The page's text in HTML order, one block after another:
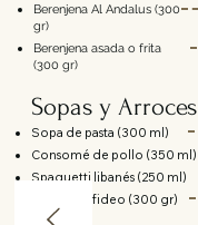
Berenjena Al Andalus (300
gr)
Berenjena asada o frita
(300 gr)
Sopas y Arroces
Sopa de pasta (300 ml)
Consomé de pollo (350 ml)
Spaguetti libanés (250 ml)
Arroz con fideo (300 gr)